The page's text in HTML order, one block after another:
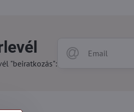
"beiratkozás":